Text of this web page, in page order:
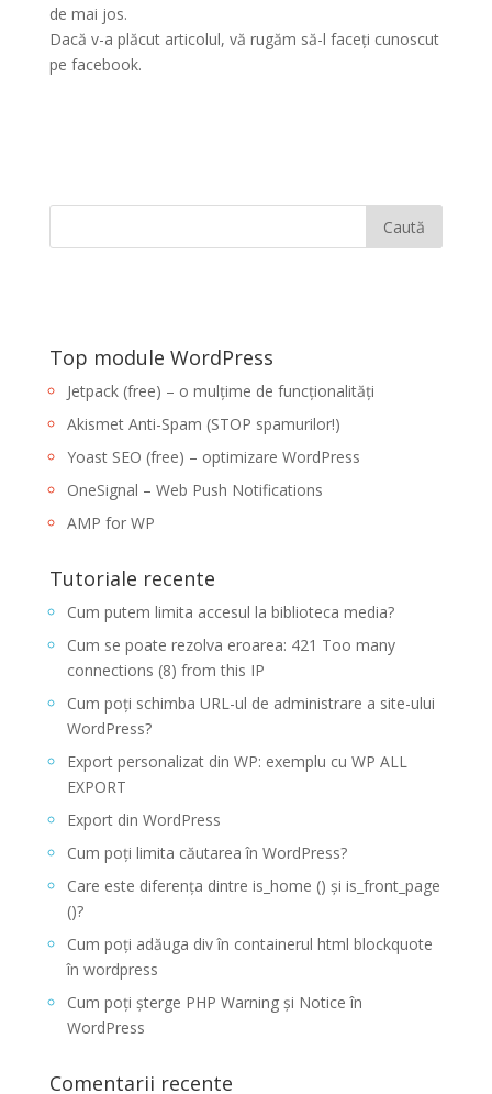
de mai jos.
Dacă v-a plăcut articolul, vă rugăm să-l faceți cunoscut
pe facebook.
Top module WordPress
Jetpack (free) – o mulțime de funcționalități
Akismet Anti-Spam (STOP spamurilor!)
Yoast SEO (free) – optimizare WordPress
OneSignal – Web Push Notifications
AMP for WP
Tutoriale recente
Cum putem limita accesul la biblioteca media?
Cum se poate rezolva eroarea: 421 Too many
connections (8) from this IP
Cum poți schimba URL-ul de administrare a site-ului
WordPress?
Export personalizat din WP: exemplu cu WP ALL
EXPORT
Export din WordPress
Cum poți limita căutarea în WordPress?
Care este diferența dintre is_home () și is_front_page
()?
Cum poți adăuga div în containerul html blockquote
în wordpress
Cum poți șterge PHP Warning și Notice în
WordPress
Comentarii recente